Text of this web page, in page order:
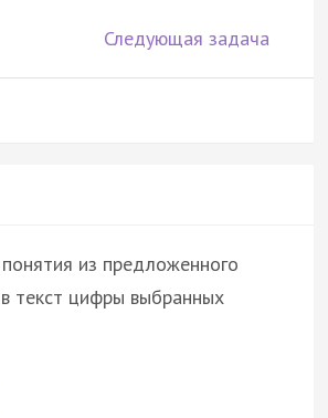
Следующая задача
из предложенного
текст цифры выбранных